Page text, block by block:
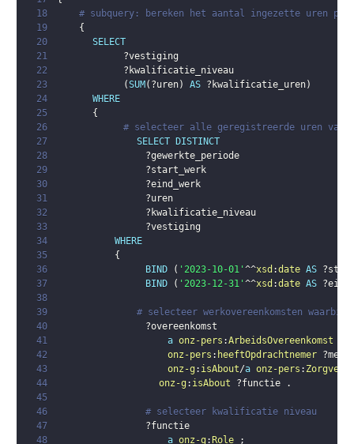
18
# subquery: bereken het aantal ingezette uren
19
{
20
SELECT
21
?vestiging
22
?kwalificatie_niveau
23
(SUM ( ?uren) AS ?kwalificatie_uren)
24
WHERE
25
{
26
# selecteer alle geregistreerde uren van
27
SELECT
DISTINCT
28
?gewerkte_periode
29
?start_werk
30
?eind_werk
31
?uren
32
?kwalificatie_niveau
33
?vestiging
34
WHERE
35
{
36
BIND ( '2023-10-01'^^xsd :date AS
37
BIND ( '2023-12-31'^^xsd :date AS
38
39
# selecteer werkovereenkomsten
40
?overeenkomst
41
a onz-pers :ArbeidsOvereenkomst
42
onz-pers : heeftOpdrachtnemer
43
onz-g : isAbout/a onz-pers :
44
onz-g : isAbout ?functie
.
45
46
# selecteer kwalificatie niveau
47
?functie
48
a onz-g : Role
;